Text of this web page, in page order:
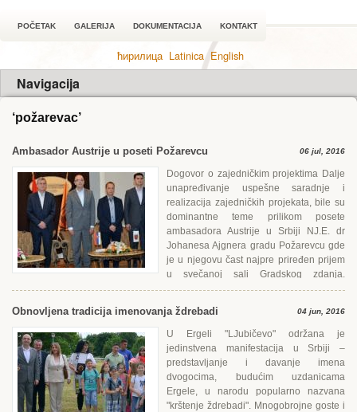
POČETAK GALERIJA DOKUMENTACIJA KONTAKT
ћирилица Latinica English
Navigacija
‘požarevac’
Ambasador Austrije u poseti Požarevcu 06 jul, 2016
Dogovor o zajedničkim projektima Dalje
unapređivanje uspešne saradnje i
realizacija zajedničkih projekata, bile su
dominantne teme prilikom posete
ambasadora Austrije u Srbiji NJ.Е. dr
Johanesa Ajgnera gradu Požarevcu gde
je u njegovu čast najpre priređen prijem
u svečanoj sali Gradskog zdanja.
Prijem...
Obnovljena tradicija imenovanja ždrebadi 04 jun, 2016
U Еrgeli "LJubičevo" održana je
jedinstvena manifestacija u Srbiji –
predstavljanje i davanje imena
dvogocima, budućim uzdanicama
Еrgele, u narodu popularno nazvana
"krštenje ždrebadi". Mnogobrojne goste i